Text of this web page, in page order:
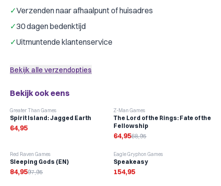
Merk: Dragon Shield Gamegenic
Kleur:
93 kaarten 44×63mm
Merk: Gamegenic
Kies welke kaarten je beschermt
Spel met sleeves toevoegen
✓Verzenden naar afhaalpunt of huisadres
✓30 dagen bedenktijd
✓Uitmuntende klantenservice
Bekijk alle verzendopties
Bekijk ook eens
Greater Than Games
Spirit Island: Jagged Earth
64,95
-6%
Z-Man Games
The Lord of the Rings: Fate of the
Fellowship
64,9568,95
-13%
Red Raven Games
Sleeping Gods (EN)
84,9597,95
Eagle Gryphon Games
Speakeasy
154,95